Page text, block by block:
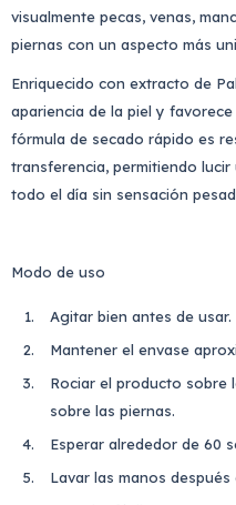
visualmente pecas, venas,
piernas con un aspecto más
Enriquecido con extracto de
apariencia de la piel y
fórmula de secado rápido es
transferencia, permitiendo
todo el día sin sensación
Modo de uso
Agitar bien antes de usar.
Mantener el envase
Rociar el producto sobre
sobre las piernas.
Esperar alrededor de 60
Lavar las manos después